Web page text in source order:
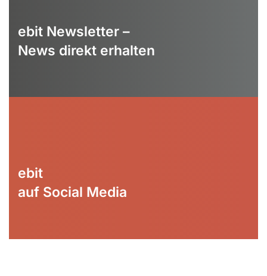
ebit Newsletter –
News direkt erhalten
ebit
auf Social Media